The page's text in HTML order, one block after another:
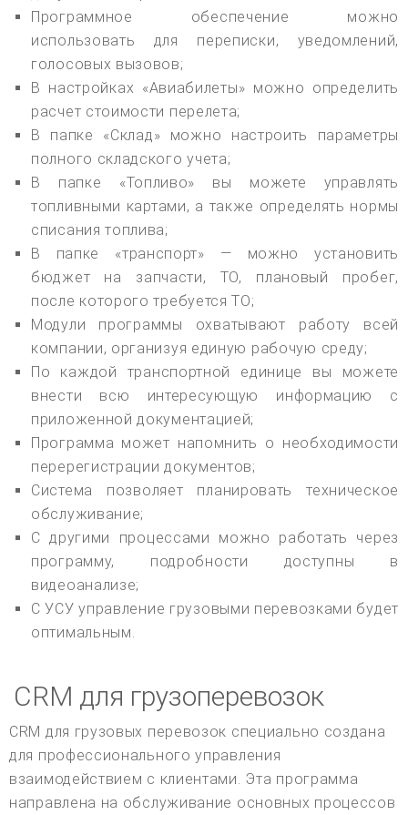
Программное обеспечение можно
использовать для переписки, уведомлений,
голосовых вызовов;
В настройках «Авиабилеты» можно определить
расчет стоимости перелета;
В папке «Склад» можно настроить параметры
полного складского учета;
В папке «Топливо» вы можете управлять
топливными картами, а также определять нормы
списания топлива;
В папке «транспорт» — можно установить
бюджет на запчасти, ТО, плановый пробег,
после которого требуется ТО;
Модули программы охватывают работу всей
компании, организуя единую рабочую среду;
По каждой транспортной единице вы можете
внести всю интересующую информацию с
приложенной документацией;
Программа может напомнить о необходимости
перерегистрации документов;
Система позволяет планировать техническое
обслуживание;
С другими процессами можно работать через
программу, подробности доступны в
видеоанализе;
С УСУ управление грузовыми перевозками будет
оптимальным.
CRM для грузоперевозок
CRM для грузовых перевозок специально создана
для профессионального управления
взаимодействием с клиентами. Эта программа
направлена на обслуживание основных процессов